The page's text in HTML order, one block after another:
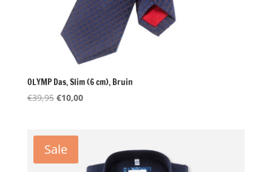
OLYMP Das, Slim (6 cm), Bruin
€39,95 Oorspronkelijke
€39,95.
€10,00Huidige
Sale